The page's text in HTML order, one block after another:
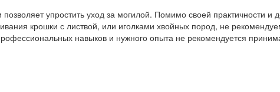
упростить уход за могилой. Помимо своей практичности и
крошки с листвой, или иголками хвойных пород, не
навыков и нужного опыта не рекомендуется